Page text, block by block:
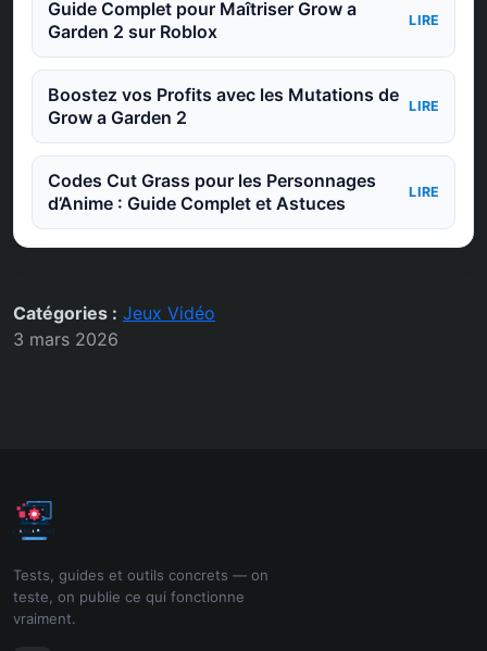
Guide Complet pour Maîtriser Grow a
Garden 2 sur Roblox
LIRE
Boostez vos Profits avec les Mutations de
Grow a Garden 2
LIRE
Codes Cut Grass pour les Personnages
d’Anime : Guide Complet et Astuces
LIRE
Catégories : Jeux Vidéo
3 mars 2026
Tests, guides et outils concrets — on
teste, on publie ce qui fonctionne
vraiment.